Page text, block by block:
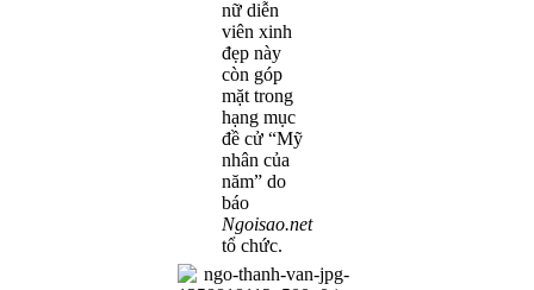
nữ diễn
viên xinh
đẹp này
còn góp
mặt trong
hạng mục
đề cử “Mỹ
nhân của
năm” do
báo
Ngoisao.net
tổ chức.